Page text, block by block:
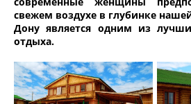
свежем воздухе в глубинке
Дону является одним из
отдыха.